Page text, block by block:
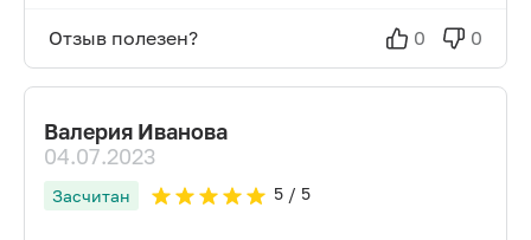
Отзыв полезен? 0 0
Валерия Иванова
04.07.2023
Засчитан 5/ 5